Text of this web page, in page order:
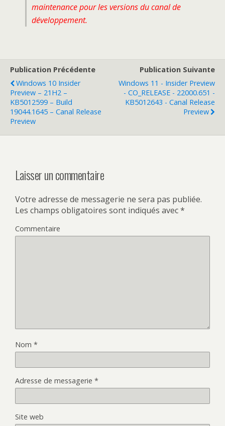
maintenance pour les versions du canal de
développement.
Publication Précédente
Windows 10 Insider
Preview – 21H2 –
KB5012599 – Build
19044.1645 – Canal Release
Preview
Publication Suivante
Windows 11 - Insider Preview
- CO_RELEASE - 22000.651 -
KB5012643 - Canal Release
Preview
Laisser un commentaire
Votre adresse de messagerie ne sera pas publiée.
Les champs obligatoires sont indiqués avec*
Commentaire
Nom *
Adresse de messagerie *
Site web